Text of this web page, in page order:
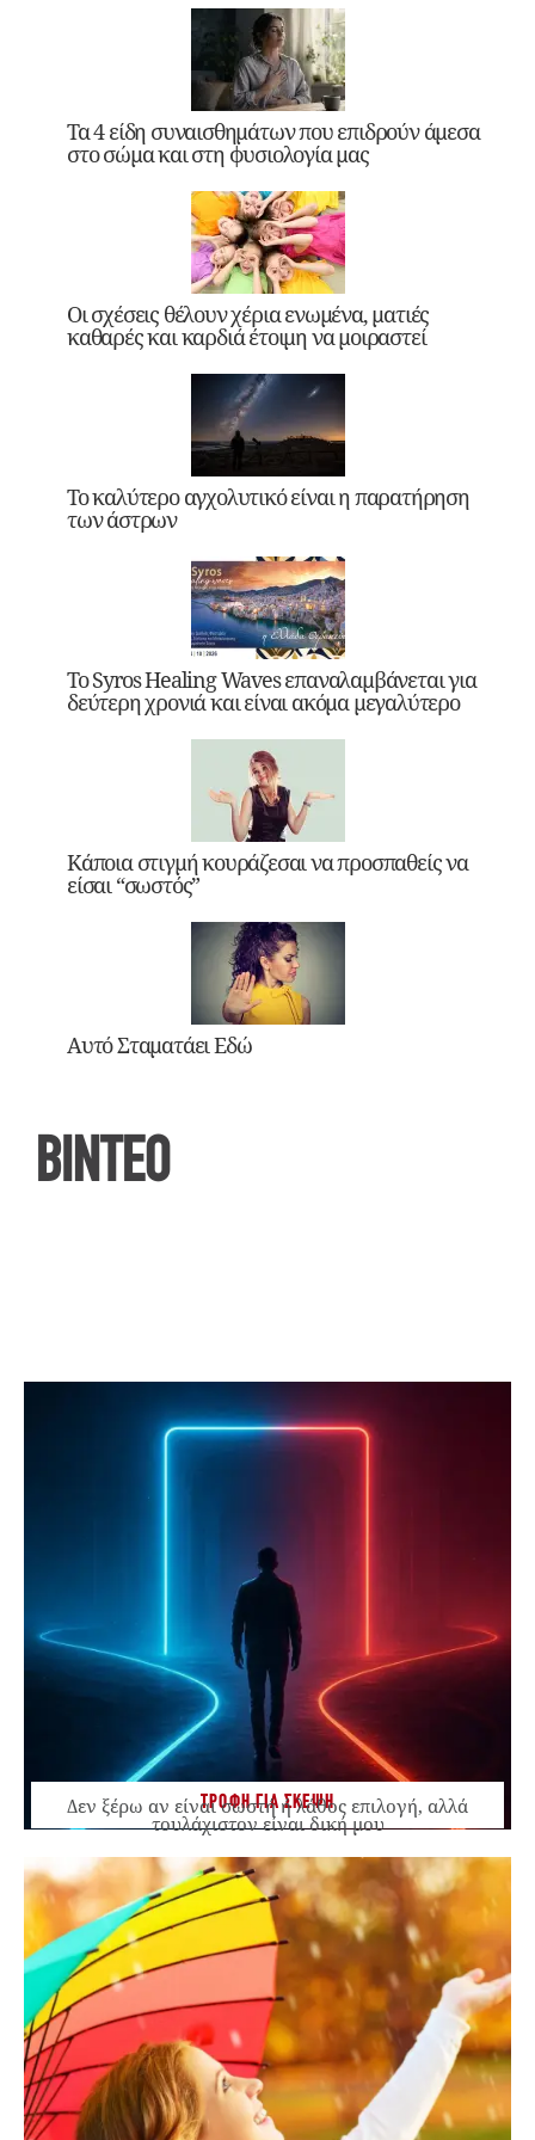
Τα 4 είδη συναισθημάτων που επιδρούν άμεσα
στο σώμα και στη φυσιολογία μας
Οι σχέσεις θέλουν χέρια ενωμένα, ματιές
καθαρές και καρδιά έτοιμη να μοιραστεί
Το καλύτερο αγχολυτικό είναι η παρατήρηση
των άστρων
Το Syros Healing Waves επαναλαμβάνεται για
δεύτερη χρονιά και είναι ακόμα μεγαλύτερο
Κάποια στιγμή κουράζεσαι να προσπαθείς να
είσαι “σωστός”
Αυτό Σταματάει Εδώ
ΒΙΝΤΕΟ
ΤΡΟΦΗ ΓΙΑ ΣΚΕΨΗ
Δεν ξέρω αν είναι σωστή ή λάθος επιλογή, αλλά
τουλάχιστον είναι δική μου